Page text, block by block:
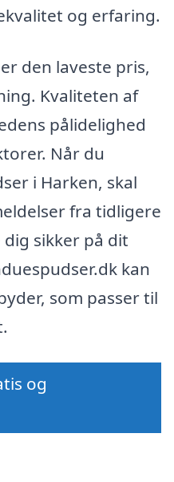
og erfaring.
den laveste pris,
Kvaliteten af
pålidelighed
Når du
i Harken, skal
fra tidligere
sikker på dit
kan
som passer til
og